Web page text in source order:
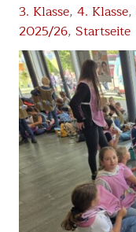
3. Klasse, 4. Klasse,
2025/26, Startseite